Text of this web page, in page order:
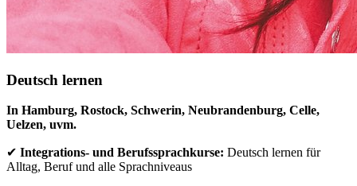
Deutsch lernen
In Hamburg, Rostock, Schwerin, Neubrandenburg, Celle,
Uelzen, uvm.
✔ Integrations- und Berufssprachkurse: Deutsch lernen für
Alltag, Beruf und alle Sprachniveaus